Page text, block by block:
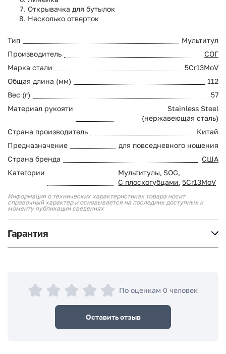
Открывачка для бутылок
Несколько отверток
Тип
Мультитул
Производитель
СОГ
Марка стали
5Cr13MoV
Общая длина (мм)
112
Вес (г)
57
Материал рукояти
Stainless Steel
(нержавеющая сталь)
Страна производитель
Китай
Предназначение
для повседневного ношения
Страна бренда
США
Категории
Мультитулы, SOG,
С плоскогубцами, 5Cr13MoV
Информация о технических характеристиках товара носит
справочный характер и основывается на последних доступных к
моменту публикации сведениях
Гарантия
По оценкам 0 человек
Оставить отзыв